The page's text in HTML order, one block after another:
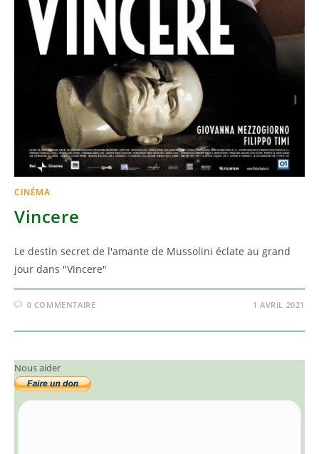
CINÉMA
Vincere
Le destin secret de l'amante de Mussolini éclate au grand
jour dans "Vincere"
0 COMMENTAIRE 1 AVRIL 2021
Nous aider